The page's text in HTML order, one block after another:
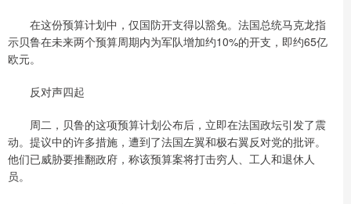
在这份预算计划中，仅国防开支得以豁免。法国总统马克龙指
示贝鲁在未来两个预算周期内为军队增加约10%的开支，即约65亿
欧元。
反对声四起
周二，贝鲁的这项预算计划公布后，立即在法国政坛引发了震
动。提议中的许多措施，遭到了法国左翼和极右翼反对党的批评。
他们已威胁要推翻政府，称该预算案将打击穷人、工人和退休人
员。